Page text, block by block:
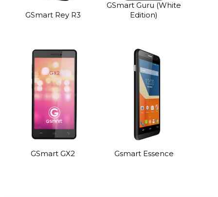
GSmart Rey R3
GSmart Guru (White
Edition)
GSmart GX2 Gsmart Essence